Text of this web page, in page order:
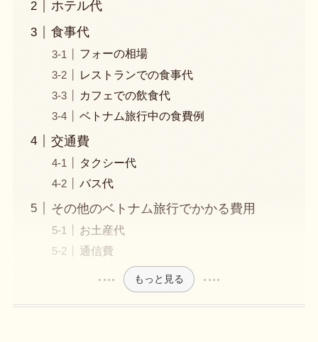
ホテル代
食事代
フォーの相場
レストランでの食事代
カフェでの飲食代
ベトナム旅行中の食費例
交通費
タクシー代
バス代
その他のベトナム旅行でかかる費用
お土産代
通信費
もっと見る